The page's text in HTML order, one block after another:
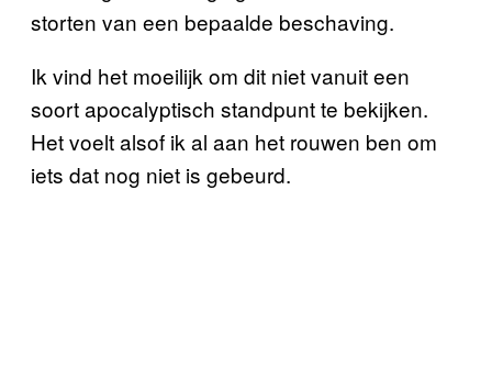
storten van een bepaalde beschaving.
Ik vind het moeilijk om dit niet vanuit een
soort apocalyptisch standpunt te bekijken.
Het voelt alsof ik al aan het rouwen ben om
iets dat nog niet is gebeurd.